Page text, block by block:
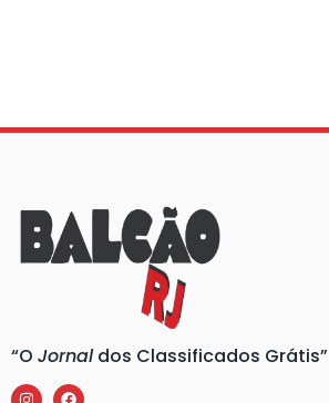
“O Jornaldos Classificados Grátis”